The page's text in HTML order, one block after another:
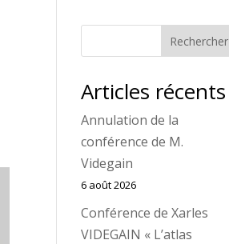
Rechercher
Articles récents
Annulation de la
conférence de M.
Videgain
6 août 2026
Conférence de Xarles
VIDEGAIN « L’atlas